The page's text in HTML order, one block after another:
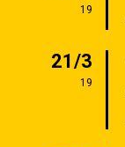
19
21/3
19